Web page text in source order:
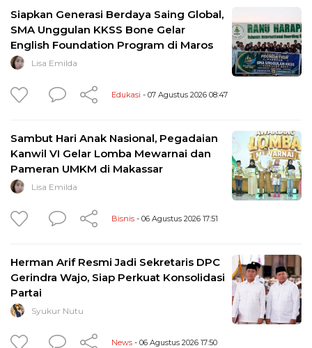
Siapkan Generasi Berdaya Saing Global,
SMA Unggulan KKSS Bone Gelar
English Foundation Program di Maros
Lisa Emilda
Edukasi - 07 Agustus 2026 08:47
Sambut Hari Anak Nasional, Pegadaian
Kanwil VI Gelar Lomba Mewarnai dan
Pameran UMKM di Makassar
Lisa Emilda
Bisnis - 06 Agustus 2026 17:51
Herman Arif Resmi Jadi Sekretaris DPC
Gerindra Wajo, Siap Perkuat Konsolidasi
Partai
Syukur Nutu
News - 06 Agustus 2026 17:50